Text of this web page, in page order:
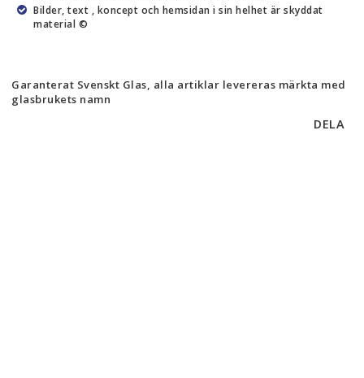
Bilder, text , koncept och hemsidan i sin helhet är skyddat
material ©
Garanterat Svenskt Glas, alla artiklar levereras märkta med
glasbrukets namn
DELA